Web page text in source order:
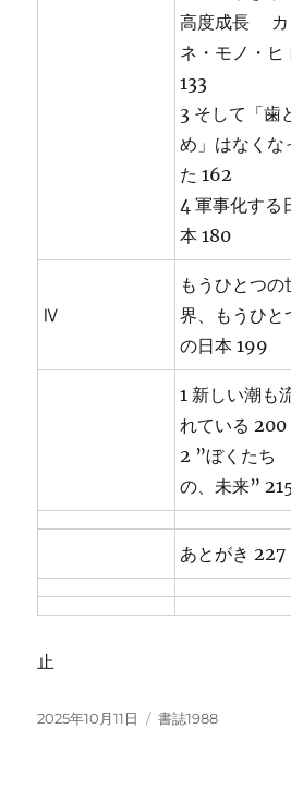
高度成長 カ
ネ・モノ・ヒ
133
3 そして「歯
め」はなくな
た 162
4 軍事化する
本 180
Ⅳ
もうひとつの
界、もうひと
の日本 199
1 新しい潮も
れている 200
2 ”ぼくたち
の、未来”
あとがき 227
止
投
2025年10月11日
カ
書誌1988